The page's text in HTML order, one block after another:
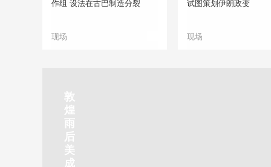
作组 设法在古巴制造分裂
现场
试图策划伊朗政变
现场
吉
林
市
北
山
云
探
古
北
水
南
京
玄
武
湖
焦
作
红
石
秦
皇
岛
金
梦
剑
川
下
梅
岭
烟
雨
齐
云
敦
煌
雨
后
美
成